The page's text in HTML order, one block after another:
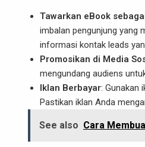
Tawarkan eBook
imbalan pengunjung yang
informasi kontak leads
Promosikan di Media
mengundang audiens
Iklan Berbayar: Gunakan
Pastikan iklan Anda
See also Cara